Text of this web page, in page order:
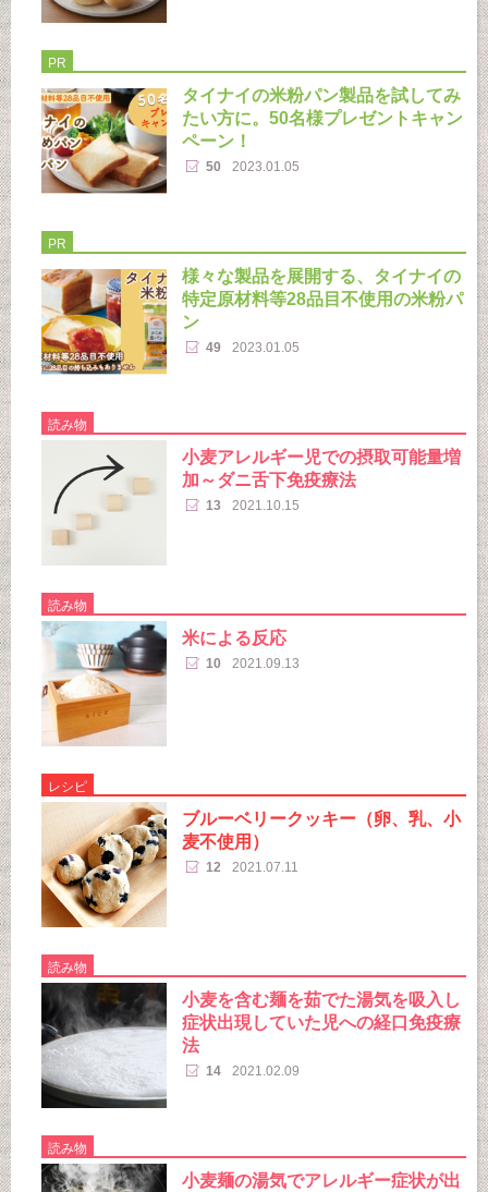
PR
タイナイの米粉パン製品を試してみ
たい方に。50名様プレゼントキャン
ペーン！
50 2023.01.05
PR
様々な製品を展開する、タイナイの
特定原材料等28品目不使用の米粉パ
ン
49 2023.01.05
読み物
小麦アレルギー児での摂取可能量増
加～ダニ舌下免疫療法
13 2021.10.15
読み物
米による反応
10 2021.09.13
レシピ
ブルーベリークッキー（卵、乳、小
麦不使用）
12 2021.07.11
読み物
小麦を含む麺を茹でた湯気を吸入し
症状出現していた児への経口免疫療
法
14 2021.02.09
読み物
小麦麺の湯気でアレルギー症状が出